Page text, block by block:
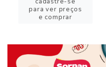
para ver preços
e comprar